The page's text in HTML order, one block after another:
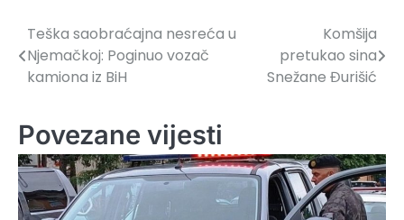
Navigacija
članaka
Teška saobraćajna nesreća u
Njemačkoj: Poginuo vozač
kamiona iz BiH
Komšija
pretukao sina
Snežane Đurišić
Povezane vijesti